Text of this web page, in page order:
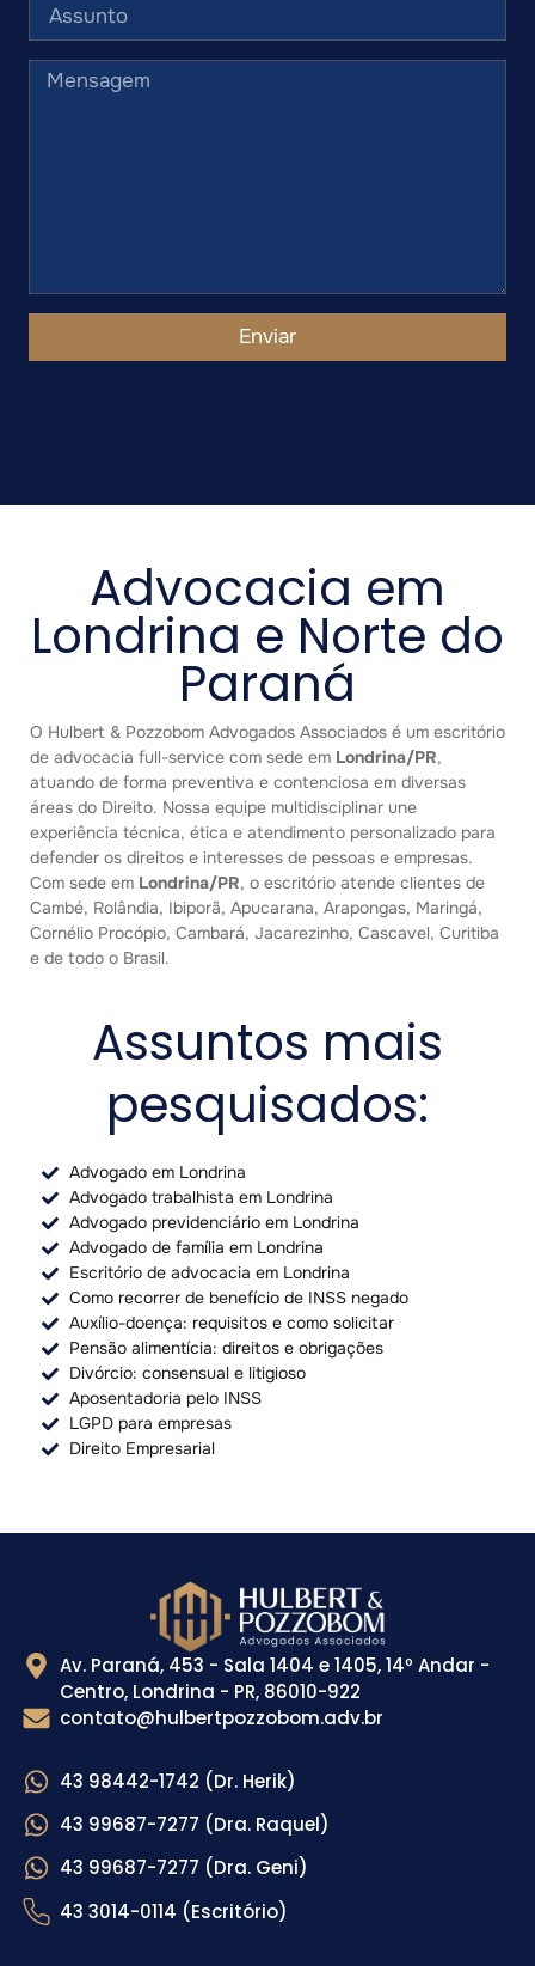
Enviar
Advocacia em
Londrina e Norte do
Paraná
O Hulbert & Pozzobom Advogados Associados é um escritório
de advocacia full-service com sede em Londrina/PR,
atuando de forma preventiva e contenciosa em diversas
áreas do Direito. Nossa equipe multidisciplinar une
experiência técnica, ética e atendimento personalizado para
defender os direitos e interesses de pessoas e empresas.
Com sede em Londrina/PR, o escritório atende clientes de
Cambé, Rolândia, Ibiporã, Apucarana, Arapongas, Maringá,
Cornélio Procópio, Cambará, Jacarezinho, Cascavel, Curitiba
e de todo o Brasil.
Assuntos mais
pesquisados:
Advogado em Londrina
Advogado trabalhista em Londrina
Advogado previdenciário em Londrina
Advogado de família em Londrina
Escritório de advocacia em Londrina
Como recorrer de benefício de INSS negado
Auxílio-doença: requisitos e como solicitar
Pensão alimentícia: direitos e obrigações
Divórcio: consensual e litigioso
Aposentadoria pelo INSS
LGPD para empresas
Direito Empresarial
Av. Paraná, 453 - Sala 1404 e 1405, 14º Andar -
Centro, Londrina - PR, 86010-922
contato@hulbertpozzobom.adv.br
43 98442-1742 (Dr. Herik)
43 99687-7277 (Dra. Raquel)
43 99687-7277 (Dra. Geni)
43 3014-0114 (Escritório)